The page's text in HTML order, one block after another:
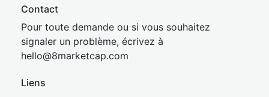
Contact
Pour toute demande ou si vous souhaitez
signaler un problème, écrivez à
hello@8marketcap.com
Liens